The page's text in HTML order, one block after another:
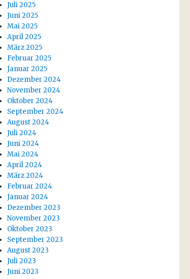
Juli 2025
Juni 2025
Mai 2025
April 2025
März 2025
Februar 2025
Januar 2025
Dezember 2024
November 2024
Oktober 2024
September 2024
August 2024
Juli 2024
Juni 2024
Mai 2024
April 2024
März 2024
Februar 2024
Januar 2024
Dezember 2023
November 2023
Oktober 2023
September 2023
August 2023
Juli 2023
Juni 2023